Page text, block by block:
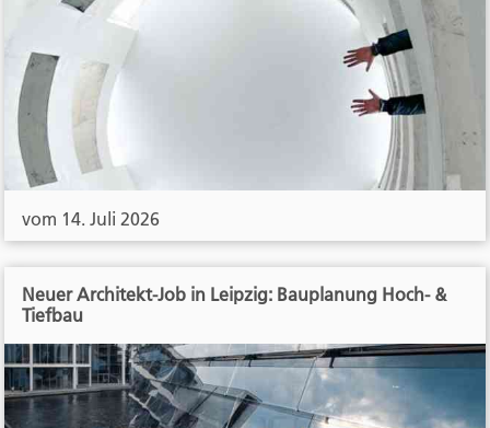
vom 14. Juli 2026
Neuer Architekt-Job in Leipzig: Bauplanung Hoch- &
Tiefbau